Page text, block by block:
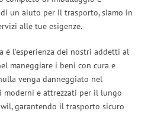
un aiuto per il trasporto, siamo in
alle tue esigenze.
l’esperienza dei nostri addetti al
maneggiare i beni con cura e
venga danneggiato nel
moderni e attrezzati per il lungo
garantendo il trasporto sicuro